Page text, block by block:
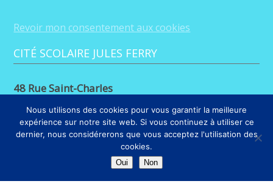
Revoir mon consentement aux cookies
CITÉ SCOLAIRE JULES FERRY
48 Rue Saint-Charles
03 29 56 26 68
Nous utilisons des cookies pour vous garantir la meilleure
expérience sur notre site web. Si vous continuez à utiliser ce
dernier, nous considérerons que vous acceptez l'utilisation des
cookies.
Oui Non